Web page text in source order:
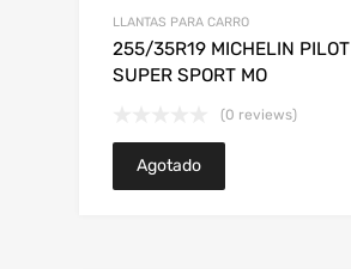
LLANTAS PARA CARRO
255/35R19 MICHELIN PILOT
SUPER SPORT MO
(0 reviews)
Agotado